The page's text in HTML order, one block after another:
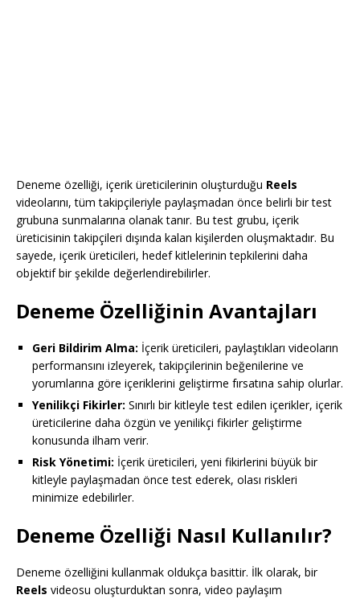
Deneme özelliği, içerik üreticilerinin oluşturduğu Reels
videolarını, tüm takipçileriyle paylaşmadan önce belirli bir test
grubuna sunmalarına olanak tanır. Bu test grubu, içerik
üreticisinin takipçileri dışında kalan kişilerden oluşmaktadır. Bu
sayede, içerik üreticileri, hedef kitlelerinin tepkilerini daha
objektif bir şekilde değerlendirebilirler.
Deneme Özelliğinin Avantajları
Geri Bildirim Alma: İçerik üreticileri, paylaştıkları videoların
performansını izleyerek, takipçilerinin beğenilerine ve
yorumlarına göre içeriklerini geliştirme fırsatına sahip olurlar.
Yenilikçi Fikirler: Sınırlı bir kitleyle test edilen içerikler, içerik
üreticilerine daha özgün ve yenilikçi fikirler geliştirme
konusunda ilham verir.
Risk Yönetimi: İçerik üreticileri, yeni fikirlerini büyük bir
kitleyle paylaşmadan önce test ederek, olası riskleri
minimize edebilirler.
Deneme Özelliği Nasıl Kullanılır?
Deneme özelliğini kullanmak oldukça basittir. İlk olarak, bir
Reels videosu oluşturduktan sonra, video paylaşım